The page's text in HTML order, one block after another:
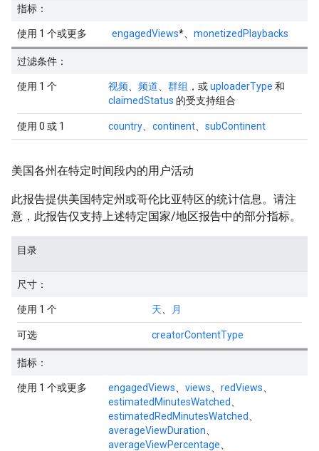
指标：
使用 1 个或更多 engagedViews*、 monetizedPlaybacks
过滤条件：
使用 1 个 视频 频道 群组 ，或uploaderType 和
claimedStatus 的受支持组合
使用 0 或 1 country continent subContinent
美国各州在特定时间段内的用户活动
此报告提供美国特定州或哥伦比亚特区的统计信息。请注
意，此报告仅支持上述特定国家/地区报告中的部分指标。
目录
尺寸：
使用 1 个 天 月
可选 creatorContentType
指标：
使用 1 个或更多 engagedViews views redViews
estimatedMinutesWatched
estimatedRedMinutesWatched
averageViewDuration
averageViewPercentage